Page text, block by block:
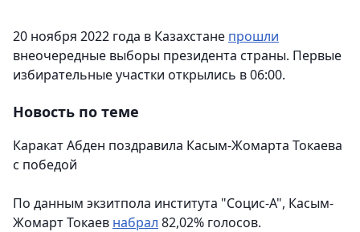
20 ноября 2022 года в Казахстане прошли
внеочередные выборы президента страны. Первые
избирательные участки открылись в 06:00.
Новость по теме
Каракат Абден поздравила Касым-Жомарта Токаева
с победой
По данным экзитпола института "Социс-А", Касым-
Жомарт Токаев набрал 82,02% голосов.